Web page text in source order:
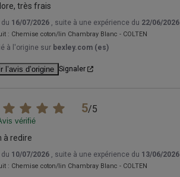
très frais
16/07/2026 , suite à une expérience du 22/06/2026
: Chemise coton/lin Chambray Blanc - COLTEN
à l'origine sur bexley.com (es)
l’avis d’origine Signaler
5/5
vérifié
à redire
10/07/2026 , suite à une expérience du 13/06/2026
: Chemise coton/lin Chambray Blanc - COLTEN